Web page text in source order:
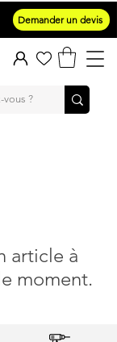
Demander un devis
article à
moment.